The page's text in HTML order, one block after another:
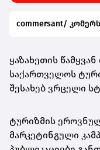
commersant/
ყაზახეთის
საქართველოს
შესახებ ვრცელი
ტურიზმის
მარკეტინგული